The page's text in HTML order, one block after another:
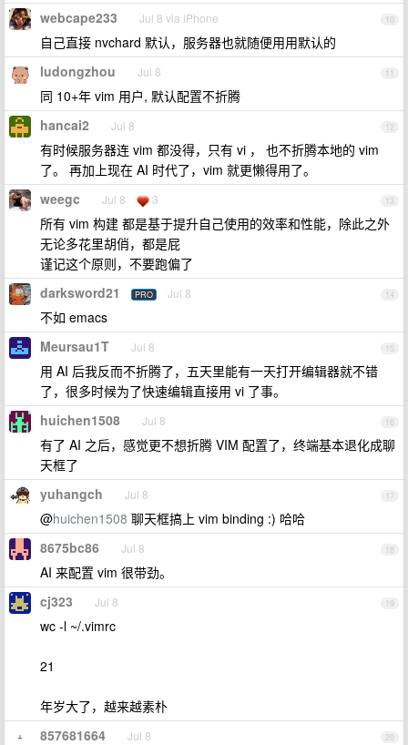
10
webcape233 Jul 8 via iPhone
自己直接 nvchard 默认，服务器也就随便用用默认的
11
ludongzhou Jul 8
同 10+年 vim 用户, 默认配置不折腾
12
hancai2 Jul 8
有时候服务器连 vim 都没得，只有 vi ， 也不折腾本地的 vim
了。 再加上现在 AI 时代了，vim 就更懒得用了。
13
weegc Jul 8 3
所有 vim 构建 都是基于提升自己使用的效率和性能，除此之外
无论多花里胡俏，都是屁
谨记这个原则，不要跑偏了
14
darksword21 PRO Jul 8
不如 emacs
15
Meursau1T Jul 8
用 AI 后我反而不折腾了，五天里能有一天打开编辑器就不错
了，很多时候为了快速编辑直接用 vi 了事。
16
huichen1508 Jul 8
有了 AI 之后，感觉更不想折腾 VIM 配置了，终端基本退化成聊
天框了
17
yuhangch Jul 8
@huichen1508 聊天框搞上 vim binding :) 哈哈
18
8675bc86 Jul 8
AI 来配置 vim 很带劲。
19
cj323 Jul 8
wc -l ~/.vimrc
21
年岁大了，越来越素朴
20
857681664 Jul 8